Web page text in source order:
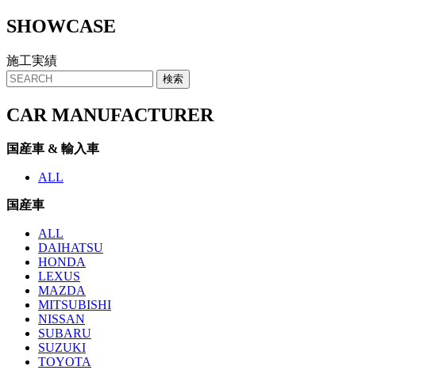
SHOWCASE
施工実績
CAR MANUFACTURER
国産車 & 輸入車
ALL
国産車
ALL
DAIHATSU
HONDA
LEXUS
MAZDA
MITSUBISHI
NISSAN
SUBARU
SUZUKI
TOYOTA